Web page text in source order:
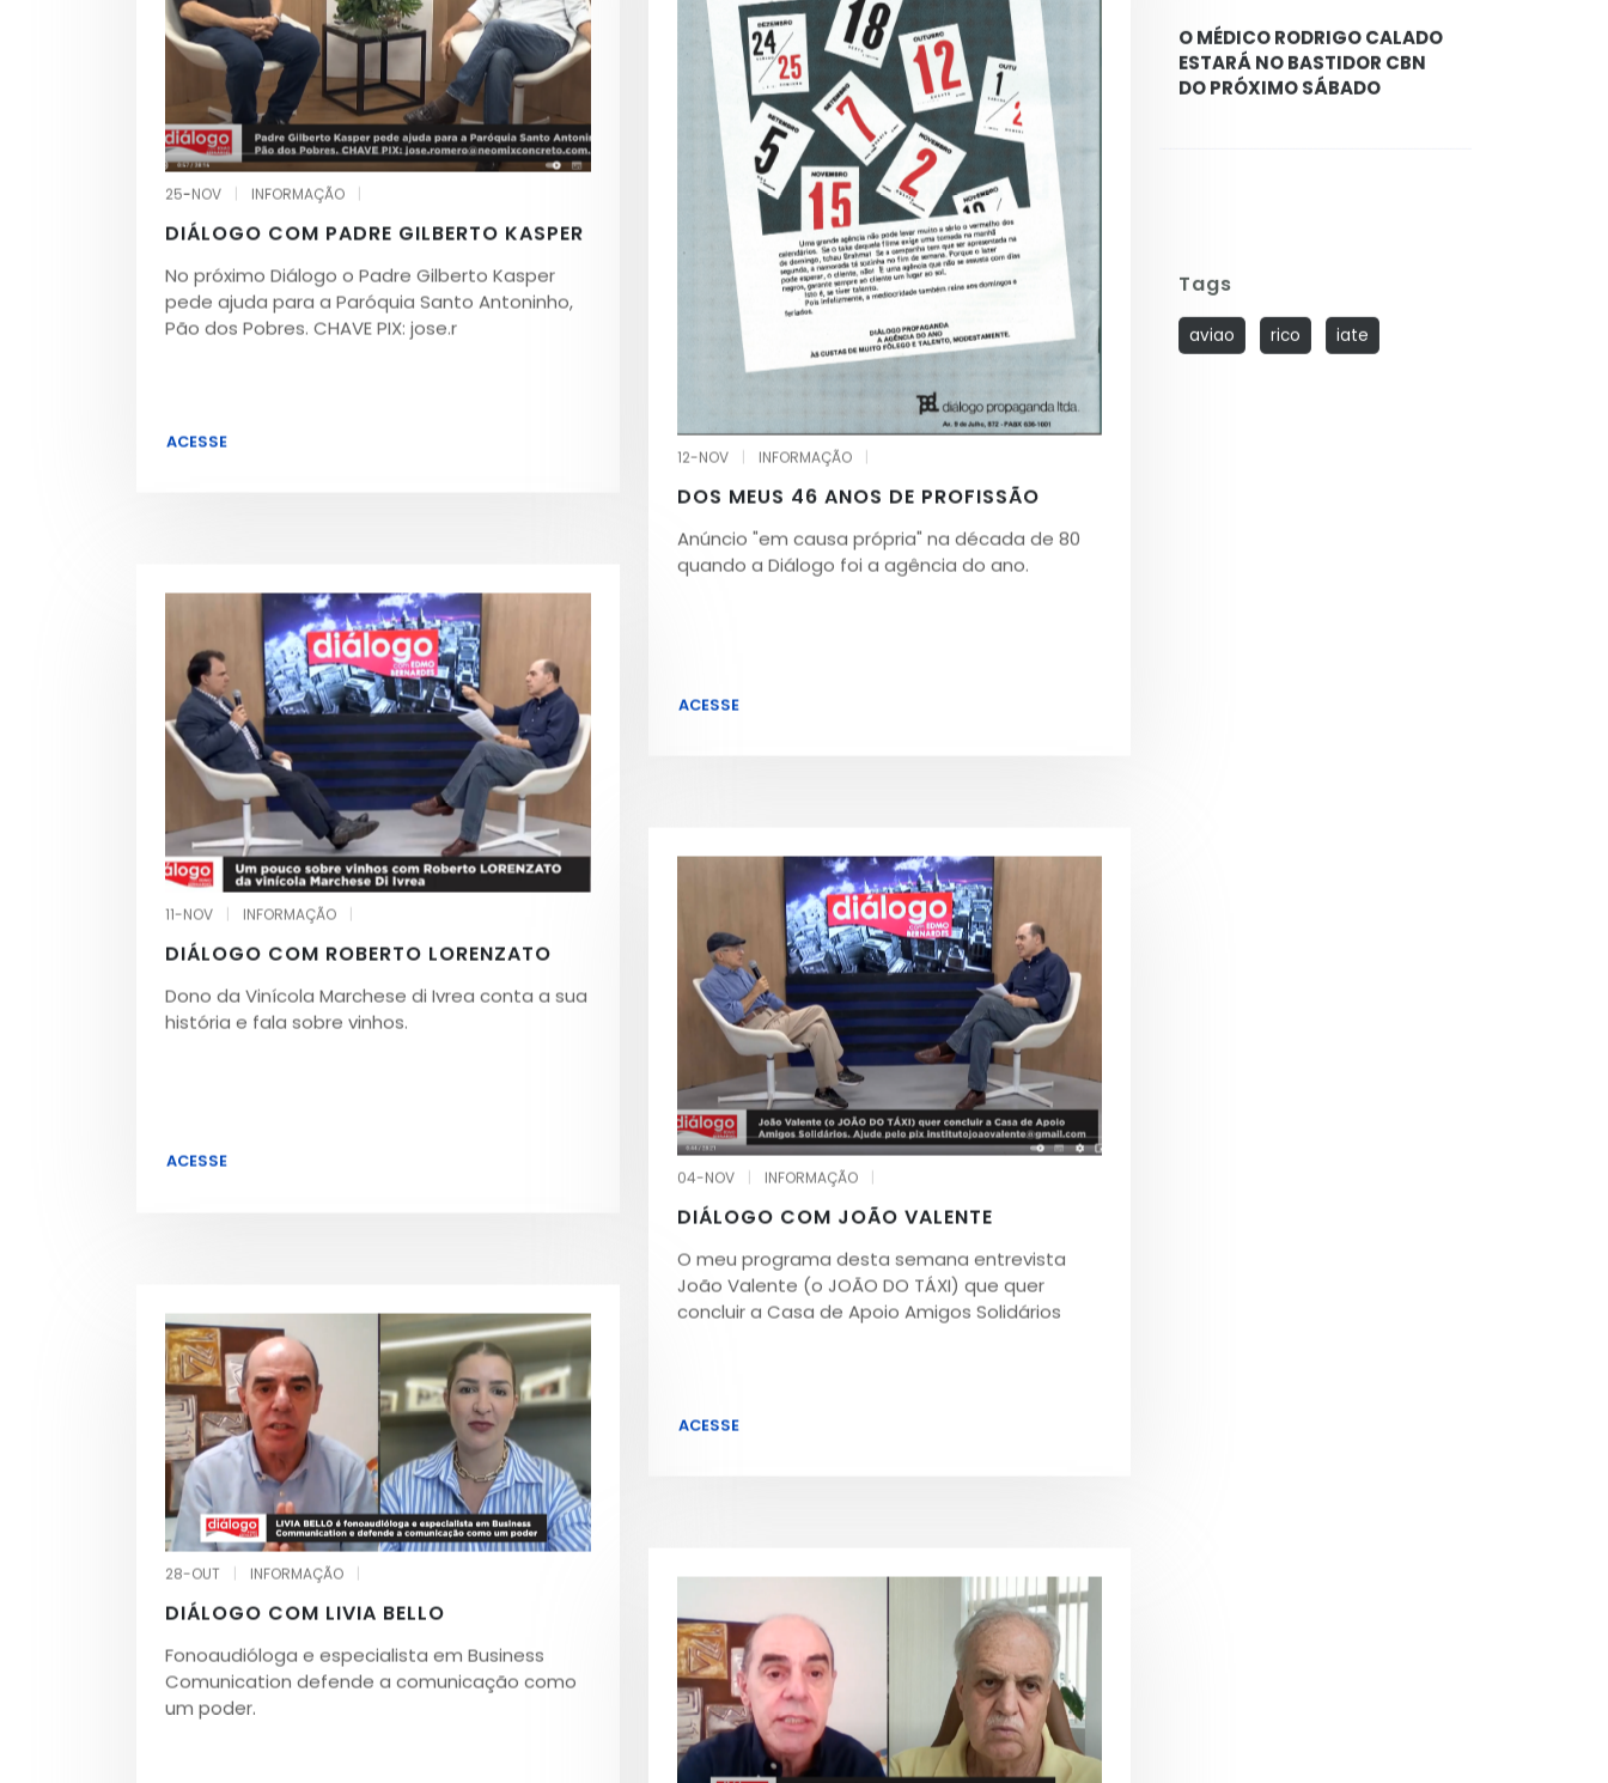
25-NOV | INFORMAÇÃO |
DIÁLOGO COM PADRE GILBERTO KASPER
No próximo Diálogo o Padre Gilberto Kasper
pede ajuda para a Paróquia Santo Antoninho,
Pão dos Pobres. CHAVE PIX: jose.r
ACESSE
12-NOV
| INFORMAÇÃO |
DOS MEUS 46 ANOS DE PROFISSÃO
Anúncio "em causa própria" na década de 80
quando a Diálogo foi a agência do ano.
ACESSE
11-NOV | INFORMAÇÃO |
DIÁLOGO COM ROBERTO LORENZATO
Dono da Vinícola Marchese di Ivrea conta a sua
história e fala sobre vinhos.
ACESSE
04-NOV
| INFORMAÇÃO |
DIÁLOGO COM JOÃO VALENTE
O meu programa desta semana entrevista
João Valente (o JOÃO DO TÁXI) que quer
concluir a Casa de Apoio Amigos Solidários
ACESSE
28-OUT | INFORMAÇÃO |
DIÁLOGO COM LIVIA BELLO
Fonoaudióloga e especialista em Business
Comunication defende a comunicação como
um poder.
O MÉDICO RODRIGO CALADO
ESTARÁ NO BASTIDOR CBN
DO PRÓXIMO SÁBADO
Tags
aviao rico iate